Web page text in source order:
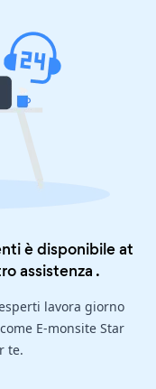
è disponibile at
assistenza .
lavora giorno
E-monsite Star
te.